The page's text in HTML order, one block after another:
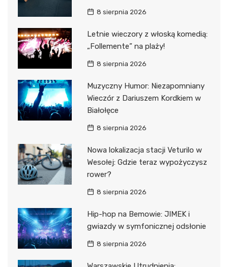
8 sierpnia 2026
Letnie wieczory z włoską komedią:
„Follemente” na plaży!
8 sierpnia 2026
Muzyczny Humor: Niezapomniany
Wieczór z Dariuszem Kordkiem w
Białołęce
8 sierpnia 2026
Nowa lokalizacja stacji Veturilo w
Wesołej: Gdzie teraz wypożyczysz
rower?
8 sierpnia 2026
Hip-hop na Bemowie: JIMEK i
gwiazdy w symfonicznej odsłonie
8 sierpnia 2026